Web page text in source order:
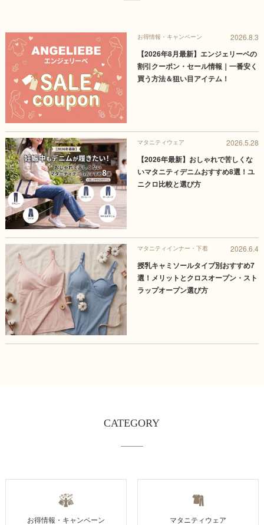
お得情報・キャンペーン 2026.8.3
【2026年8月最新】エンジェリーベの
割引クーポン・セール情報｜一番安く
買う方法＆狙い目アイテム！
マタニティウェア 2026.5.28
【2026年最新】おしゃれで苦しくな
いマタニティデニムおすすめ8選！ユ
ニクロ比較と選び方
マタニティインナー・下着 2026.6.4
授乳キャミソールタイプ別おすすめ7
選！メリットとクロスオープン・スト
ラップオープン選び方
CATEGORY
お得情報・キャンペーン マタニティウェア